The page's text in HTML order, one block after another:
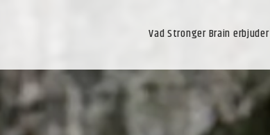
Vad Stronger Brain erbjuder